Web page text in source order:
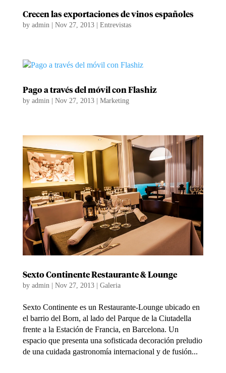
Crecen las exportaciones de vinos españoles
by admin| Nov 27, 2013| Entrevistas
Pago a través del móvil con Flashiz
by admin| Nov 27, 2013| Marketing
Sexto Continente Restaurante & Lounge
by admin| Nov 27, 2013| Galeria
Sexto Continente es un Restaurante-Lounge ubicado en
el barrio del Born, al lado del Parque de la Ciutadella
frente a la Estación de Francia, en Barcelona. Un
espacio que presenta una sofisticada decoración preludio
de una cuidada gastronomía internacional y de fusión...